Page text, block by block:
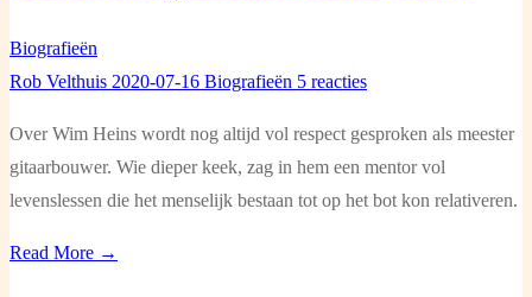
Biografieën
Rob Velthuis 2020-07-16 Biografieën 5 reacties
Over Wim Heins wordt nog altijd vol respect gesproken als meester
gitaarbouwer. Wie dieper keek, zag in hem een mentor vol
levenslessen die het menselijk bestaan tot op het bot kon relativeren.
Read More →